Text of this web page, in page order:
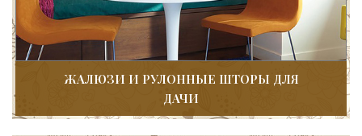
ЖАЛЮЗИ И РУЛОННЫЕ ШТОРЫ ДЛЯ
ДАЧИ